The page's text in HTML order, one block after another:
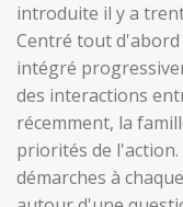
introduite il y a
Centré tout
intégré
des interactions
récemment, la
priorités de l'action.
démarches à